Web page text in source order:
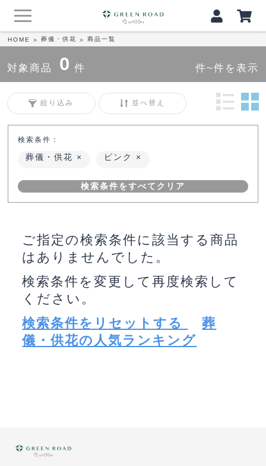
HOME > 葬儀・供花 > 商品一覧
対象商品 0 件 件~件を表示
絞り込み 並べ替え
検索条件：
葬儀・供花 ピンク
検索条件をすべてクリア
ご指定の検索条件に該当する商品
はありませんでした。
検索条件を変更して再度検索して
ください。
検索条件をリセットする
葬
儀・供花の人気ランキング